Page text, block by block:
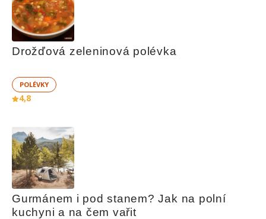
Drožďová zeleninová polévka
POLÉVKY
4,8
Gurmánem i pod stanem? Jak na polní
kuchyni a na čem vařit